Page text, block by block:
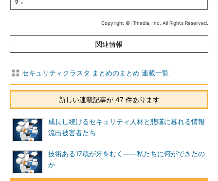
Copyright © ITmedia, Inc. All Rights Reserved.
関連情報
セキュリティクラスタ まとめのまとめ 連載一覧
新しい連載記事が 47 件あります
成長し続けるセキュリティ人材と悲嘆に暮れる情報
流出被害者たち
技術ある17歳が牙をむく――私たちに何ができたの
か